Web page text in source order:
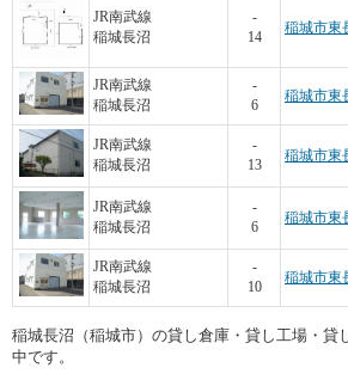
JR南武線
稲城長沼
-
14
稲城市東
JR南武線
稲城長沼
-
6
稲城市東
JR南武線
稲城長沼
-
13
稲城市東
JR南武線
稲城長沼
-
6
稲城市東
JR南武線
稲城長沼
-
10
稲城市東
稲城長沼（稲城市）の貸し倉庫・貸し工場・貸
中です。